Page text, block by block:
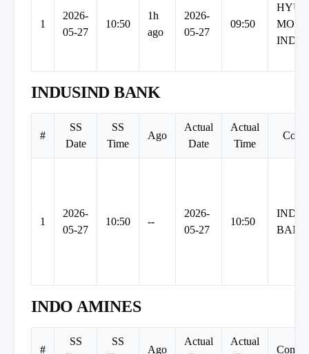
1
2026-
05-27
10:50
1h
ago
2026-
05-27
09:50
INDIA
INDUSIND BANK
#
SS
Date
SS
Time
Ago
Actual
Date
Actual
Time
1
2026-
05-27
10:50 --
2026-
05-27
10:50
BANK
INDO AMINES
#
SS
SS
Ago
Actual
Actual